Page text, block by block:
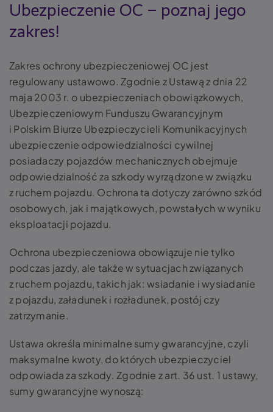
Ubezpieczenie OC – poznaj jego
zakres!
Zakres ochrony ubezpieczeniowej OC jest
regulowany ustawowo. Zgodnie z Ustawą z dnia 22
maja 2003 r. o ubezpieczeniach obowiązkowych,
Ubezpieczeniowym Funduszu Gwarancyjnym
i Polskim Biurze Ubezpieczycieli Komunikacyjnych
ubezpieczenie odpowiedzialności cywilnej
posiadaczy pojazdów mechanicznych obejmuje
odpowiedzialność za szkody wyrządzone w związku
z ruchem pojazdu. Ochrona ta dotyczy zarówno szkód
osobowych, jak i majątkowych, powstałych w wyniku
eksploatacji pojazdu.
Ochrona ubezpieczeniowa obowiązuje nie tylko
podczas jazdy, ale także w sytuacjach związanych
z ruchem pojazdu, takich jak: wsiadanie i wysiadanie
z pojazdu, załadunek i rozładunek, postój czy
zatrzymanie.
Ustawa określa minimalne sumy gwarancyjne, czyli
maksymalne kwoty, do których ubezpieczyciel
odpowiada za szkody. Zgodnie z art. 36 ust. 1 ustawy,
sumy gwarancyjne wynoszą: